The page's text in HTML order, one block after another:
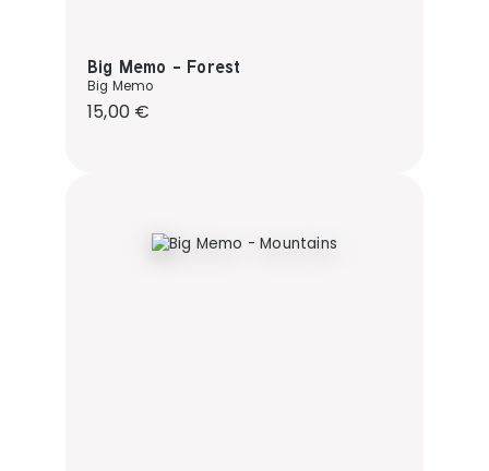
Big Memo - Forest
Big Memo
Regulärer Preis:
15,00 €